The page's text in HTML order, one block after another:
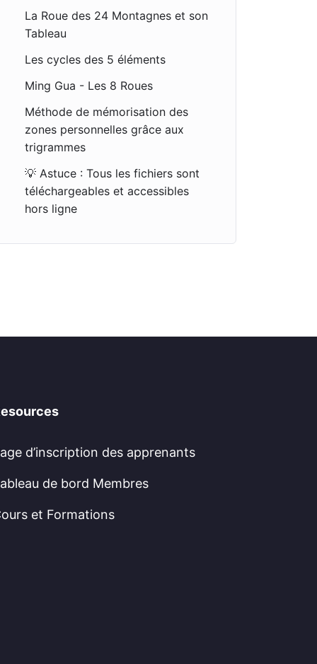
La Roue des 24 Montagnes et son
Tableau
Les cycles des 5 éléments
Ming Gua - Les 8 Roues
Méthode de mémorisation des
zones personnelles grâce aux
trigrammes
💡 Astuce : Tous les fichiers sont
téléchargeables et accessibles
hors ligne
d’inscription des apprenants
de bord Membres
et Formations